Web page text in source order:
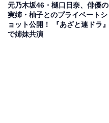
元乃木坂46・樋口日奈、俳優の
実姉・柚子とのプライベートシ
ョット公開！ 『あざと連ドラ』
で姉妹共演